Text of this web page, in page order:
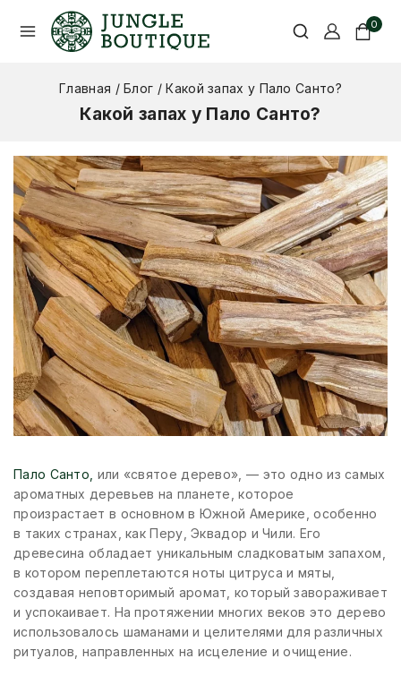
0
Главная / Блог / Какой запах у Пало Санто?
Какой запах у Пало Санто?
Пало Санто, или «святое дерево», — это одно из самых
ароматных деревьев на планете, которое
произрастает в основном в Южной Америке, особенно
в таких странах, как Перу, Эквадор и Чили. Его
древесина обладает уникальным сладковатым запахом,
в котором переплетаются ноты цитруса и мяты,
создавая неповторимый аромат, который завораживает
и успокаивает. На протяжении многих веков это дерево
использовалось шаманами и целителями для различных
ритуалов, направленных на исцеление и очищение.